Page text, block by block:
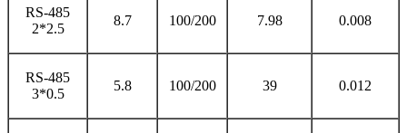
RS-485
2*2.5
8.7 100/200 7.98 0.008
RS-485
3*0.5
5.8 100/200 39 0.012